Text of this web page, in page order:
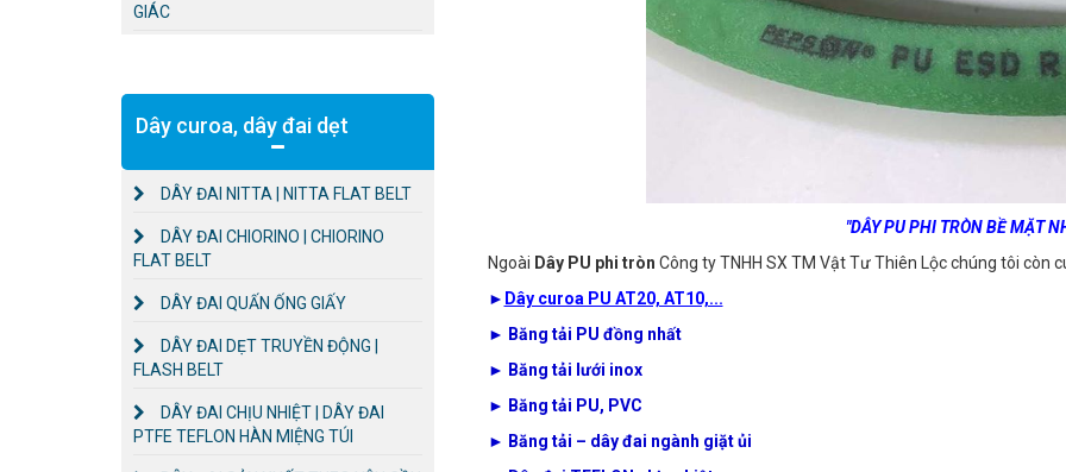
GIÁC
Dây curoa, dây đai dẹt
DÂY ĐAI NITTA | NITTA FLAT BELT
DÂY ĐAI CHIORINO | CHIORINO
FLAT BELT
DÂY ĐAI QUẤN ỐNG GIẤY
DÂY ĐAI DẸT TRUYỀN ĐỘNG |
FLASH BELT
DÂY ĐAI CHỊU NHIỆT | DÂY ĐAI
PTFE TEFLON HÀN MIỆNG TÚI
"DÂY PU PHI TRÒN BỀ MẶT
Ngoài Dây PU phi tròn Công ty TNHH SX TM Vật Tư Thiên Lộc chúng tôi còn
► Dây curoa PU AT20, AT10,...
► Băng tải PU đồng nhất
► Băng tải lưới inox
► Băng tải PU, PVC
► Băng tải – dây đai ngành giặt ủi